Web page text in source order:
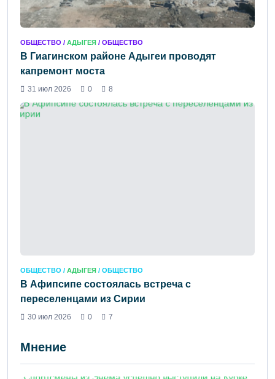
ОБЩЕСТВО / АДЫГЕЯ / ОБЩЕСТВО
В Гиагинском районе Адыгеи проводят
капремонт моста
31 июл 2026 0 8
ОБЩЕСТВО / АДЫГЕЯ / ОБЩЕСТВО
В Афипсипе состоялась встреча с
переселенцами из Сирии
30 июл 2026 0 7
Мнение